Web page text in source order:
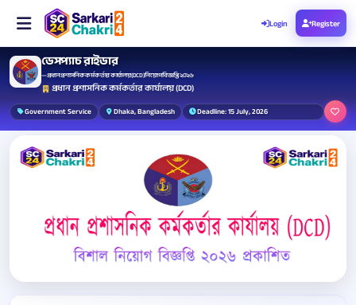
Login Register
ডেসপ্যাচ রাইডার
— প্রধান প্রশাসনিক কর্মকর্তার কার্যালয় (DCD) নিয়োগ বিজ্ঞপ্তি ২০২৬
প্রধান প্রশাসনিক কর্মকর্তার কার্যালয় (DCD)
Government Service Dhaka, Bangladesh Deadline: 15 July, 2026